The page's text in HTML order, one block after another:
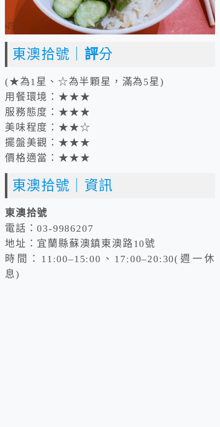
東澳拾號｜ 評分
(★為1星、☆為半顆星，滿為5星)
用餐環境：★★★
服務態度：★★★
美味程度：★★☆
擺盤美觀：★★★
價格適當：★★★
東澳拾號｜資訊
東澳拾號
電話：03-9986207
地址：宜蘭縣蘇澳鎮東澳路10號
時間：11:00–15:00、17:00–20:30(週一休
息)